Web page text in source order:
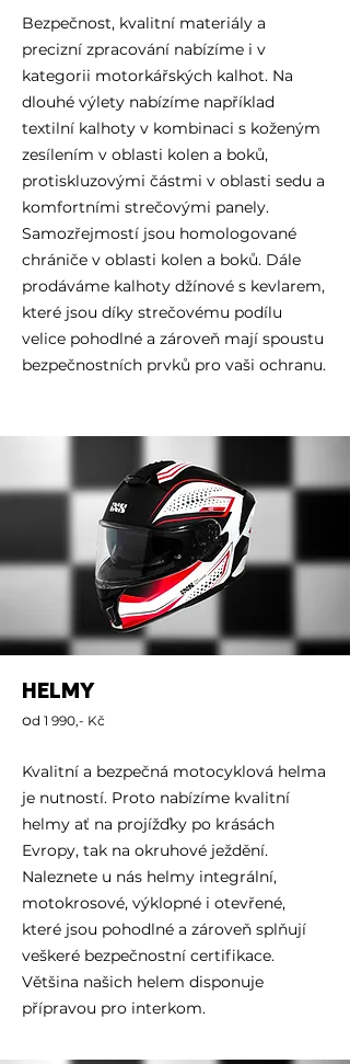
Bezpečnost, kvalitní materiály a
precizní zpracování nabízíme i v
kategorii motorkářských kalhot. Na
dlouhé výlety nabízíme například
textilní kalhoty v kombinaci s koženým
zesílením v oblasti kolen a boků,
protiskluzovými částmi v oblasti sedu a
komfortními strečovými panely.
Samozřejmostí jsou homologované
chrániče v oblasti kolen a boků. Dále
prodáváme kalhoty džínové s kevlarem,
které jsou díky strečovému podílu
velice pohodlné a zároveň mají spoustu
bezpečnostních prvků pro vaši ochranu.
HELMY
od 1 990,- Kč
Kvalitní a bezpečná motocyklová helma
je nutností. Proto nabízíme kvalitní
helmy ať na projížďky po krásách
Evropy, tak na okruhové ježdění.
Naleznete u nás helmy integrální,
motokrosové, výklopné i otevřené,
které jsou pohodlné a zároveň splňují
veškeré bezpečnostní certifikace.
Většina našich helem disponuje
přípravou pro interkom.